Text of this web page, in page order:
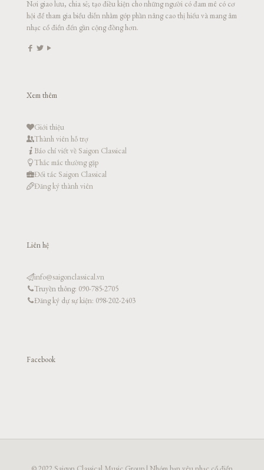
Nơi giao lưu, chia sẻ; tạo điều kiện cho những người có đam mê có cơ
hội để tham gia biểu diễn nhằm góp phần nâng cao thị hiếu và mang âm
nhạc cổ điển đến gần cộng đồng hơn.
Xem thêm
Giới thiệu
Thành viên hỗ trợ
Báo chí viết về Saigon Classical
Thắc mắc thường gặp
Đối tác Saigon Classical
Đăng ký thành viên
Liên hệ
info@saigonclassical.vn
Truyền thông: 090-785-2705
Đăng ký dự sự kiện: 098-202-2403
Facebook